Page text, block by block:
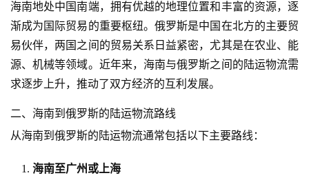
海南地处中国南端，拥有优越的地理位置和丰富的资源，逐
渐成为国际贸易的重要枢纽。俄罗斯是中国在北方的主要贸
易伙伴，两国之间的贸易关系日益紧密，尤其是在农业、能
源、机械等领域。近年来，海南与俄罗斯之间的陆运物流需
求逐步上升，推动了双方经济的互利发展。
二、海南到俄罗斯的陆运物流路线
从海南到俄罗斯的陆运物流通常包括以下主要路线：
海南至广州或上海